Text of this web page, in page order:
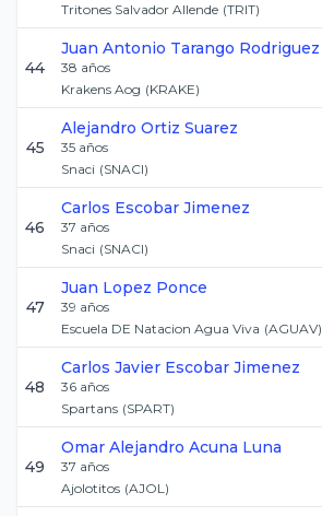
Tritones Salvador Allende (TRIT)
44
Juan Antonio Tarango Rodriguez
38 años
Krakens Aog (KRAKE)
45
Alejandro Ortiz Suarez
35 años
Snaci (SNACI)
46
Carlos Escobar Jimenez
37 años
Snaci (SNACI)
47
Juan Lopez Ponce
39 años
Escuela DE Natacion Agua Viva (AGUAV)
48
Carlos Javier Escobar Jimenez
36 años
Spartans (SPART)
49
Omar Alejandro Acuna Luna
37 años
Ajolotitos (AJOL)